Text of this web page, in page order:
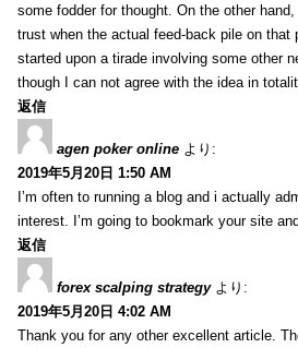
some fodder for thought. On the other
trust when the actual feed-back pile on that
started upon a tirade involving some other
though I can not agree with the idea in
返信
agen poker online より:
2019年5月20日 1:50 AM
I’m often to running a blog and i actually
interest. I’m going to bookmark your site
返信
forex scalping strategy より:
2019年5月20日 4:02 AM
Thank you for any other excellent article.